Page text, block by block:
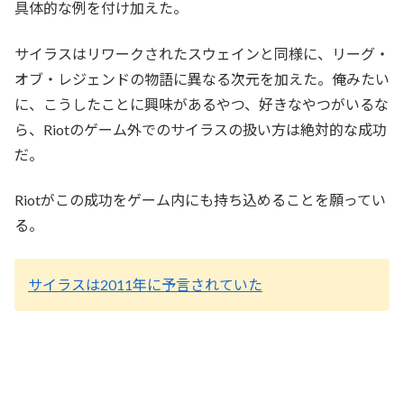
具体的な例を付け加えた。
サイラスはリワークされたスウェインと同様に、リーグ・
オブ・レジェンドの物語に異なる次元を加えた。俺みたい
に、こうしたことに興味があるやつ、好きなやつがいるな
ら、Riotのゲーム外でのサイラスの扱い方は絶対的な成功
だ。
Riotがこの成功をゲーム内にも持ち込めることを願ってい
る。
サイラスは2011年に予言されていた